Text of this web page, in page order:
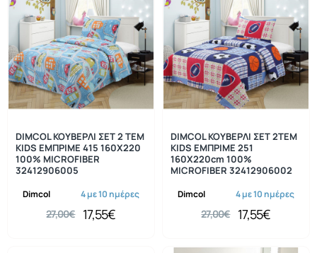
-35%
Dimcol 4 με 10 ημέρες
DIMCOL ΚΟΥΒΕΡΛΙ ΣΕΤ 2 ΤΕΜ
KIDS ΕΜΠΡΙΜΕ 415 160X220
100% MICROFIBER
32412906005
17,55€
27,00€
-35%
Dimcol 4 με 10 ημέρες
DIMCOL ΚΟΥΒΕΡΛΙ ΣΕΤ 2ΤΕΜ
KIDS ΕΜΠΡΙΜΕ 251
160X220cm 100%
MICROFIBER 32412906002
17,55€
27,00€